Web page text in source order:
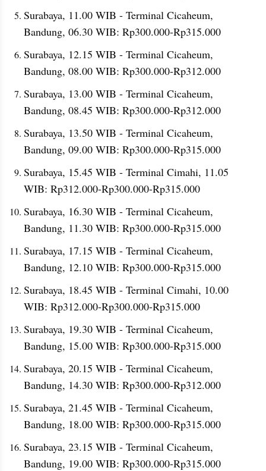
Surabaya, 11.00 WIB - Terminal Cicaheum,
Bandung, 06.30 WIB: Rp300.000-Rp315.000
Surabaya, 12.15 WIB - Terminal Cicaheum,
Bandung, 08.00 WIB: Rp300.000-Rp312.000
Surabaya, 13.00 WIB - Terminal Cicaheum,
Bandung, 08.45 WIB: Rp300.000-Rp312.000
Surabaya, 13.50 WIB - Terminal Cicaheum,
Bandung, 09.00 WIB: Rp300.000-Rp315.000
Surabaya, 15.45 WIB - Terminal Cimahi, 11.05
WIB: Rp312.000-Rp300.000-Rp315.000
Surabaya, 16.30 WIB - Terminal Cicaheum,
Bandung, 11.30 WIB: Rp300.000-Rp315.000
Surabaya, 17.15 WIB - Terminal Cicaheum,
Bandung, 12.10 WIB: Rp300.000-Rp315.000
Surabaya, 18.45 WIB - Terminal Cimahi, 10.00
WIB: Rp312.000-Rp300.000-Rp315.000
Surabaya, 19.30 WIB - Terminal Cicaheum,
Bandung, 15.00 WIB: Rp300.000-Rp315.000
Surabaya, 20.15 WIB - Terminal Cicaheum,
Bandung, 14.30 WIB: Rp300.000-Rp312.000
Surabaya, 21.45 WIB - Terminal Cicaheum,
Bandung, 18.00 WIB: Rp300.000-Rp315.000
Surabaya, 23.15 WIB - Terminal Cicaheum,
Bandung, 19.00 WIB: Rp300.000-Rp315.000